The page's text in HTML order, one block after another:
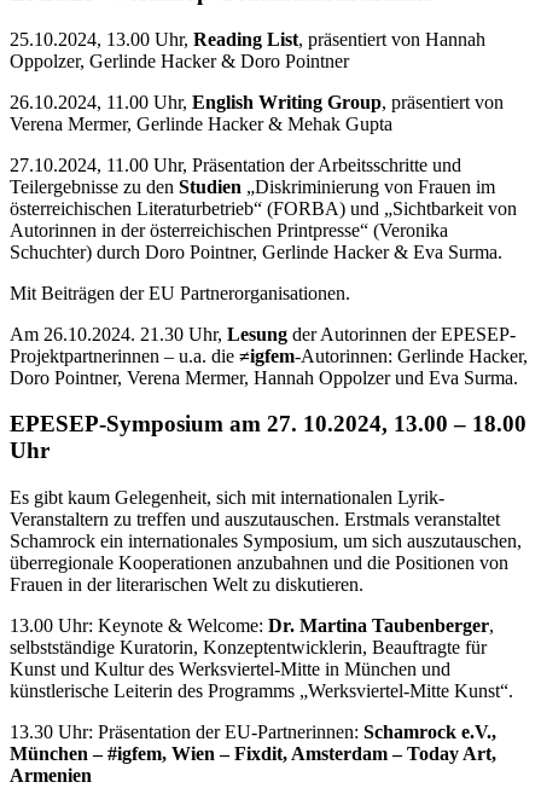
25.10.2024, 13.00 Uhr, Reading List, präsentiert von Hannah
Oppolzer, Gerlinde Hacker & Doro Pointner
26.10.2024, 11.00 Uhr, English Writing Group, präsentiert von
Verena Mermer, Gerlinde Hacker & Mehak Gupta
27.10.2024, 11.00 Uhr, Präsentation der Arbeitsschritte und
Teilergebnisse zu den Studien „Diskriminierung von Frauen im
österreichischen Literaturbetrieb“ (FORBA) und „Sichtbarkeit von
Autorinnen in der österreichischen Printpresse“ (Veronika
Schuchter) durch Doro Pointner, Gerlinde Hacker & Eva Surma.
Mit Beiträgen der EU Partnerorganisationen.
Am 26.10.2024. 21.30 Uhr, Lesung der Autorinnen der EPESEP-
Projektpartnerinnen – u.a. die ≠igfem-Autorinnen: Gerlinde Hacker,
Doro Pointner, Verena Mermer, Hannah Oppolzer und Eva Surma.
EPESEP-Symposium am 27. 10.2024, 13.00 – 18.00
Uhr
Es gibt kaum Gelegenheit, sich mit internationalen Lyrik-
Veranstaltern zu treffen und auszutauschen. Erstmals veranstaltet
Schamrock ein internationales Symposium, um sich auszutauschen,
überregionale Kooperationen anzubahnen und die Positionen von
Frauen in der literarischen Welt zu diskutieren.
13.00 Uhr: Keynote & Welcome: Dr. Martina Taubenberger,
selbstständige Kuratorin, Konzeptentwicklerin, Beauftragte für
Kunst und Kultur des Werksviertel-Mitte in München und
künstlerische Leiterin des Programms „Werksviertel-Mitte Kunst“.
13.30 Uhr: Präsentation der EU-Partnerinnen: Schamrock e.V.,
München – #igfem, Wien – Fixdit, Amsterdam – Today Art,
Armenien